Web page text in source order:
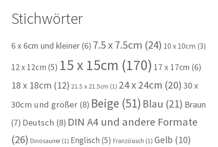
Stichwörter
6 x 6cm und kleiner(6) 7.5 x 7.5cm (24) 10 x 10cm (3)
12 x 12cm (5) 15 x 15cm (170) 17 x 17cm (6)
18 x 18cm (12) 21.5 x 21.5cm (1) 24 x 24cm (20) 30 x
30cm und größer(8) Beige (51) Blau (21) Braun
(7) Deutsch (8) DIN A4 und andere Formate
(26) Dinosaurier(1) Englisch (5) Französisch (1) Gelb (10)